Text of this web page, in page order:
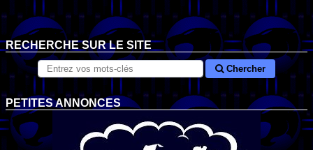
RECHERCHE SUR LE SITE
Chercher
PETITES ANNONCES